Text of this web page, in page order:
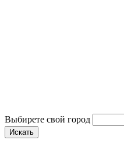
Выбирете свой город
Искать